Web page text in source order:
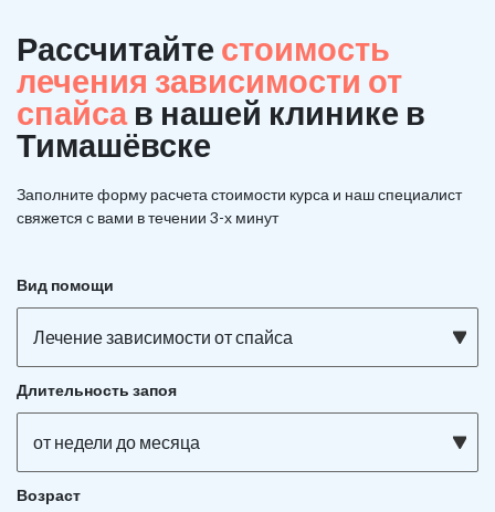
Рассчитайте стоимость
лечения зависимости от
спайса в нашей клинике в
Тимашёвске
Заполните форму расчета стоимости курса и наш специалист
свяжется с вами в течении 3-х минут
Вид помощи
Лечение зависимости от спайса
Длительность запоя
от недели до месяца
Возраст